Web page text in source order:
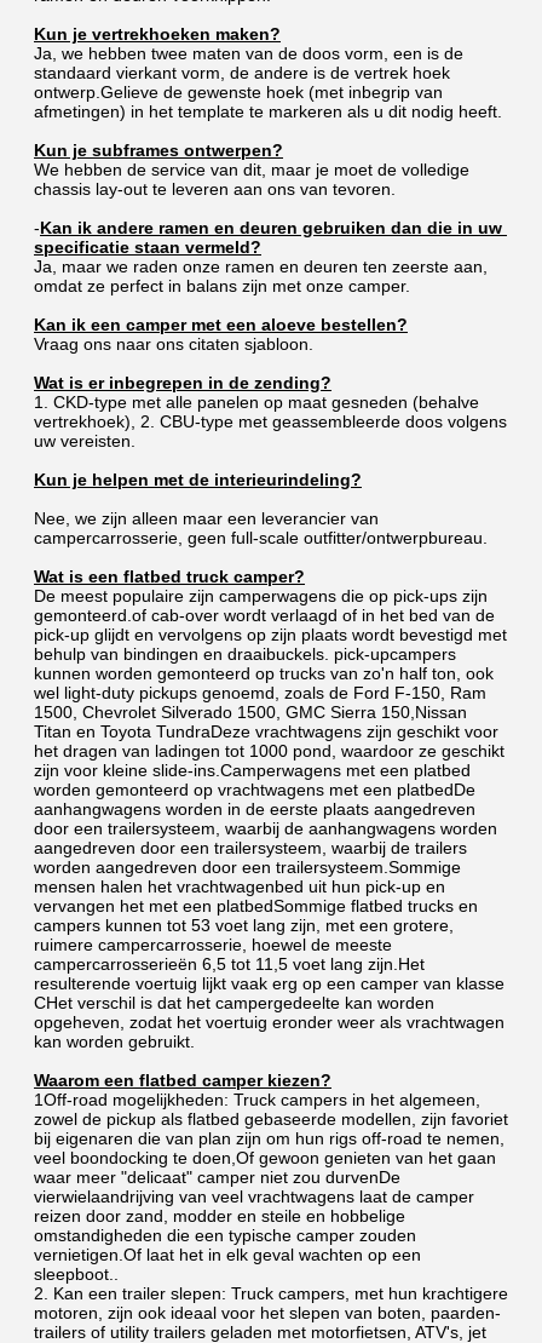
Kun je vertrekhoeken maken?
Ja, we hebben twee maten van de doos vorm, een is de
standaard vierkant vorm, de andere is de vertrek hoek
ontwerp.Gelieve de gewenste hoek (met inbegrip van
afmetingen) in het template te markeren als u dit nodig heeft.
Kun je subframes ontwerpen?
We hebben de service van dit, maar je moet de volledige
chassis lay-out te leveren aan ons van tevoren.
-Kan ik andere ramen en deuren gebruiken dan die in uw
specificatie staan vermeld?
Ja, maar we raden onze ramen en deuren ten zeerste aan,
omdat ze perfect in balans zijn met onze camper.
Kan ik een camper met een aloeve bestellen?
Vraag ons naar ons citaten sjabloon.
Wat is er inbegrepen in de zending?
1. CKD-type met alle panelen op maat gesneden (behalve
vertrekhoek), 2. CBU-type met geassembleerde doos volgens
uw vereisten.
Kun je helpen met de interieurindeling?
Nee, we zijn alleen maar een leverancier van
campercarrosserie, geen full-scale outfitter/ontwerpbureau.
Wat is een flatbed truck camper?
De meest populaire zijn camperwagens die op pick-ups zijn
gemonteerd.of cab-over wordt verlaagd of in het bed van de
pick-up glijdt en vervolgens op zijn plaats wordt bevestigd met
behulp van bindingen en draaibuckels. pick-upcampers
kunnen worden gemonteerd op trucks van zo'n half ton, ook
wel light-duty pickups genoemd, zoals de Ford F-150, Ram
1500, Chevrolet Silverado 1500, GMC Sierra 150,Nissan
Titan en Toyota TundraDeze vrachtwagens zijn geschikt voor
het dragen van ladingen tot 1000 pond, waardoor ze geschikt
zijn voor kleine slide-ins.Camperwagens met een platbed
worden gemonteerd op vrachtwagens met een platbedDe
aanhangwagens worden in de eerste plaats aangedreven
door een trailersysteem, waarbij de aanhangwagens worden
aangedreven door een trailersysteem, waarbij de trailers
worden aangedreven door een trailersysteem.Sommige
mensen halen het vrachtwagenbed uit hun pick-up en
vervangen het met een platbedSommige flatbed trucks en
campers kunnen tot 53 voet lang zijn, met een grotere,
ruimere campercarrosserie, hoewel de meeste
campercarrosserieën 6,5 tot 11,5 voet lang zijn.Het
resulterende voertuig lijkt vaak erg op een camper van klasse
CHet verschil is dat het campergedeelte kan worden
opgeheven, zodat het voertuig eronder weer als vrachtwagen
kan worden gebruikt.
Waarom een flatbed camper kiezen?
1Off-road mogelijkheden: Truck campers in het algemeen,
zowel de pickup als flatbed gebaseerde modellen, zijn favoriet
bij eigenaren die van plan zijn om hun rigs off-road te nemen,
veel boondocking te doen,Of gewoon genieten van het gaan
waar meer "delicaat" camper niet zou durvenDe
vierwielaandrijving van veel vrachtwagens laat de camper
reizen door zand, modder en steile en hobbelige
omstandigheden die een typische camper zouden
vernietigen.Of laat het in elk geval wachten op een
sleepboot..
2. Kan een trailer slepen: Truck campers, met hun krachtigere
motoren, zijn ook ideaal voor het slepen van boten, paarden-
trailers of utility trailers geladen met motorfietsen, ATV's, jet